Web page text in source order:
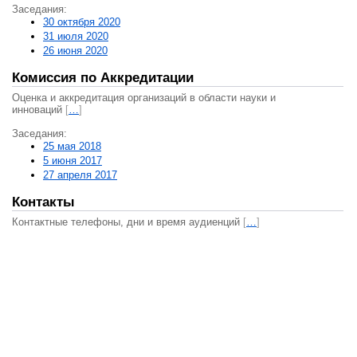
Заседания:
30 октября 2020
31 июля 2020
26 июня 2020
Комиссия по Аккредитации
Оценка и аккредитация организаций в области науки и
инноваций […]
Заседания:
25 мая 2018
5 июня 2017
27 апреля 2017
Контакты
Контактные телефоны, дни и время аудиенций […]